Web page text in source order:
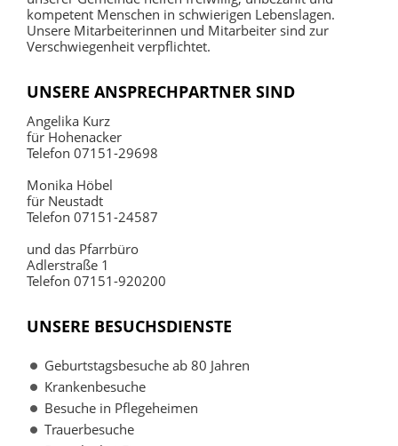
kompetent Menschen in schwierigen Lebenslagen.
Unsere Mitarbeiterinnen und Mitarbeiter sind zur
Verschwiegenheit verpflichtet.
UNSERE ANSPRECHPARTNER SIND
Angelika Kurz
für Hohenacker
Telefon 07151-29698
Monika Höbel
für Neustadt
Telefon 07151-24587
und das Pfarrbüro
Adlerstraße 1
Telefon 07151-920200
UNSERE BESUCHSDIENSTE
Geburtstagsbesuche ab 80 Jahren
Krankenbesuche
Besuche in Pflegeheimen
Trauerbesuche